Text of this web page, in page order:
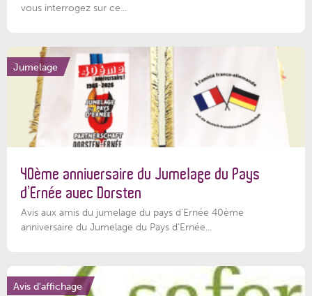
vous interrogez sur ce...
Jumelage
40ème anniversaire du Jumelage du Pays
d’Ernée avec Dorsten
Avis aux amis du jumelage du pays d'Ernée 40ème
anniversaire du Jumelage du Pays d'Ernée...
Avis d'affichage